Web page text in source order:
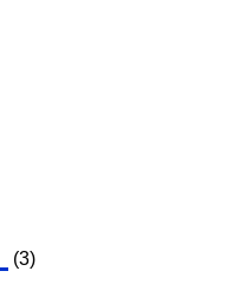
(3)